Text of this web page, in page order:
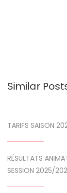
Similar
TARIFS SAISON
RÉSULTATS
SESSION 2025/